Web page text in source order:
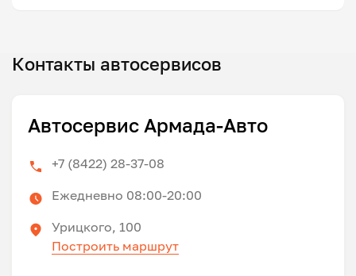
Контакты автосервисов
Автосервис Армада-Авто
+7 (8422) 28-37-08
Ежедневно 08:00-20:00
Урицкого, 100
Построить маршрут